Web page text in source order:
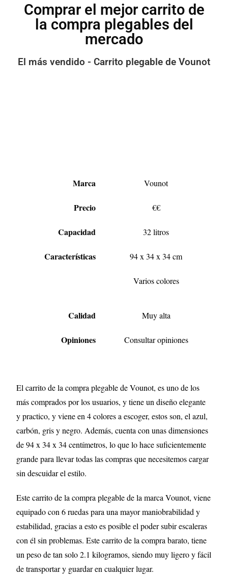
Comprar el mejor carrito de
la compra plegables del
mercado
El más vendido - Carrito plegable de Vounot
Marca Vounot
Precio €€
Capacidad 32 litros
Características 94 x 34 x 34 cm
Varios colores
Calidad Muy alta
Opiniones Consultar opiniones
El carrito de la compra plegable de Vounot, es uno de los
más comprados por los usuarios, y tiene un diseño elegante
y practico, y viene en 4 colores a escoger, estos son, el azul,
carbón, gris y negro. Además, cuenta con unas dimensiones
de 94 x 34 x 34 centímetros, lo que lo hace suficientemente
grande para llevar todas las compras que necesitemos cargar
sin descuidar el estilo.
Este carrito de la compra plegable de la marca Vounot, viene
equipado con 6 ruedas para una mayor maniobrabilidad y
estabilidad, gracias a esto es posible el poder subir escaleras
con él sin problemas. Este carrito de la compra barato, tiene
un peso de tan solo 2.1 kilogramos, siendo muy ligero y fácil
de transportar y guardar en cualquier lugar.